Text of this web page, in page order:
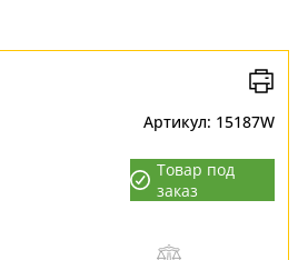
Артикул: 15187W
Товар под
заказ